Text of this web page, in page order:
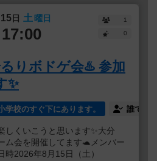
15日 土曜日
1
0
りボドゲ会♨️ 参加
✨
学校のすぐ下にあります。 誰でも
しくいこうと思います✨大分
ム会を開催してます🐢メンバー
時2026年8月15日（土）